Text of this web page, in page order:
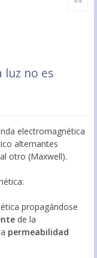
luz no es
electromagnética
alternantes
otro (Maxwell).
propagándose
de la
permeabilidad